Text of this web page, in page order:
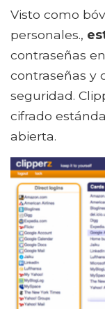
Visto como
personales.,
contraseñas
contraseñas y
seguridad.
cifrado
abierta.